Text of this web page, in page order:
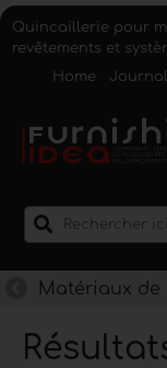
Quincaillerie pour
revêtements et
Home
Journal
Matériaux de